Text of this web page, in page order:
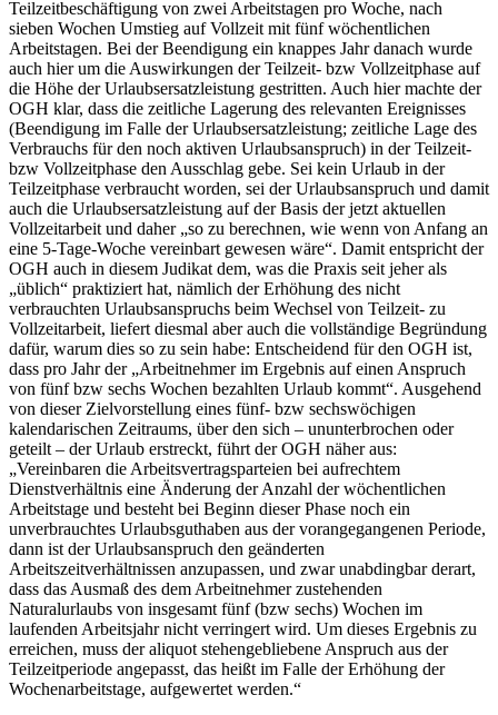
Teilzeitbeschäftigung von zwei Arbeitstagen pro Woche, nach
sieben Wochen Umstieg auf Vollzeit mit fünf wöchentlichen
Arbeitstagen. Bei der Beendigung ein knappes Jahr danach wurde
auch hier um die Auswirkungen der Teilzeit- bzw Vollzeitphase auf
die Höhe der Urlaubsersatzleistung gestritten. Auch hier machte der
OGH klar, dass die zeitliche Lagerung des relevanten Ereignisses
(Beendigung im Falle der Urlaubsersatzleistung; zeitliche Lage des
Verbrauchs für den noch aktiven Urlaubsanspruch) in der Teilzeit-
bzw Vollzeitphase den Ausschlag gebe. Sei kein Urlaub in der
Teilzeitphase verbraucht worden, sei der Urlaubsanspruch und damit
auch die Urlaubsersatzleistung auf der Basis der jetzt aktuellen
Vollzeitarbeit und daher „so zu berechnen, wie wenn von Anfang an
eine 5-Tage-Woche vereinbart gewesen wäre“. Damit entspricht der
OGH auch in diesem Judikat dem, was die Praxis seit jeher als
„üblich“ praktiziert hat, nämlich der Erhöhung des nicht
verbrauchten Urlaubsanspruchs beim Wechsel von Teilzeit- zu
Vollzeitarbeit, liefert diesmal aber auch die vollständige Begründung
dafür, warum dies so zu sein habe: Entscheidend für den OGH ist,
dass pro Jahr der „Arbeitnehmer im Ergebnis auf einen Anspruch
von fünf bzw sechs Wochen bezahlten Urlaub kommt“. Ausgehend
von dieser Zielvorstellung eines fünf- bzw sechswöchigen
kalendarischen Zeitraums, über den sich – ununterbrochen oder
geteilt – der Urlaub erstreckt, führt der OGH näher aus:
„Vereinbaren die Arbeitsvertragsparteien bei aufrechtem
Dienstverhältnis eine Änderung der Anzahl der wöchentlichen
Arbeitstage und besteht bei Beginn dieser Phase noch ein
unverbrauchtes Urlaubsguthaben aus der vorangegangenen Periode,
dann ist der Urlaubsanspruch den geänderten
Arbeitszeitverhältnissen anzupassen, und zwar unabdingbar derart,
dass das Ausmaß des dem Arbeitnehmer zustehenden
Naturalurlaubs von insgesamt fünf (bzw sechs) Wochen im
laufenden Arbeitsjahr nicht verringert wird. Um dieses Ergebnis zu
erreichen, muss der aliquot stehengebliebene Anspruch aus der
Teilzeitperiode angepasst, das heißt im Falle der Erhöhung der
Wochenarbeitstage, aufgewertet werden.“